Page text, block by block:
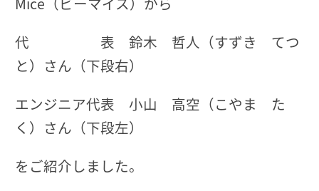
代 表 鈴木 哲人（すずき てつ
と）さん（下段右）
エンジニア代表 小山 高空（こやま た
く）さん（下段左）
をご紹介しました。